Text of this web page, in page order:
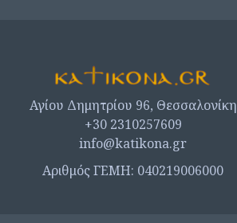
Αγίου Δημητρίου 96, Θεσσαλονίκη
+30 2310257609
info@katikona.gr
Αριθμός ΓΕΜΗ: 040219006000